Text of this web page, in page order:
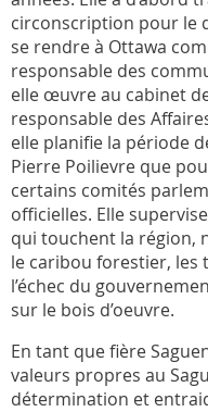
circonscription pour le
se rendre à Ottawa
responsable des
elle œuvre au cabinet
responsable des
elle planifie la période
Pierre Poilievre que
certains comités
officielles. Elle
qui touchent la région,
le caribou forestier, les
l’échec du
sur le bois d’oeuvre.
En tant que fière
valeurs propres au
détermination et